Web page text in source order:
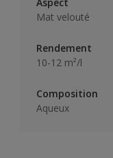
Mat velouté
Rendement
10-12 m²/l
Composition
Aqueux